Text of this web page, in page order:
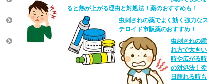
ると熱が上がる理由と対処法！薬のおすすめも！
虫刺されの薬でよく効く強力なス
テロイド市販薬のおすすめ！
虫刺されの腫
れ方で大きい
時や広がる時
の対処法！翌
日腫れる時も